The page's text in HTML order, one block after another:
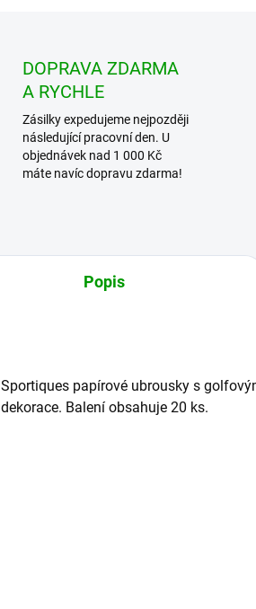
DOPRAVA ZDARMA
A RYCHLE
Zásilky expedujeme nejpozději
následující pracovní den. U
objednávek nad 1 000 Kč
máte navíc dopravu zdarma!
Popis
Sportiques papírové ubrousky s
dekorace. Balení obsahuje 20 ks.